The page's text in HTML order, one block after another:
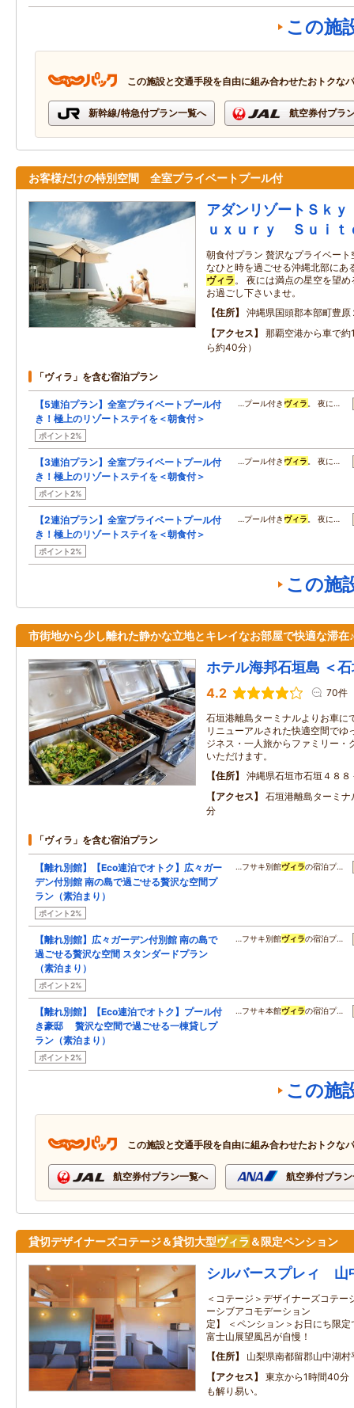
この施
この施設と交通手段を自由に組み合わせたおトクな
新幹線/特急付プラン一覧へ 航空券付プラ
お客様だけの特別空間 全室プライベートプール付
アダンリゾートＳｋ
ｕｘｕｒｙ Ｓｕｉｔ
朝食付プラン 贅沢なプライベー
なひと時を過ごせる沖縄北部にあ
ヴィラ。 夜には満点の星空を望
お過ごし下さいませ。
住所
沖縄県国頭郡本部町豊原
アクセス
那覇空港から車で
ら約40分）
「ヴィラ」を含む宿泊プラン
【5連泊プラン】全室プライベートプール付
き！極上のリゾートステイを＜朝食付＞
ポイント2%
…プール付き ヴィラ 。 夜に…
【3連泊プラン】全室プライベートプール付
き！極上のリゾートステイを＜朝食付＞
ポイント2%
…プール付き ヴィラ 。 夜に…
【2連泊プラン】全室プライベートプール付
き！極上のリゾートステイを＜朝食付＞
ポイント2%
…プール付き ヴィラ 。 夜に…
この施
市街地から少し離れた静かな立地とキレイなお部屋で快適な滞在♪
ホテル海邦石垣島 ＜
4.2 70件
石垣港離島ターミナルよりお車に
リニューアルされた快適空間でゆ
ジネス・一人旅からファミリー・
いただけます。
住所
沖縄県石垣市石垣４８８
アクセス
石垣港離島ターミ
分
「ヴィラ」を含む宿泊プラン
【離れ別館】【Eco連泊でオトク】広々ガー
デン付別館 南の島で過ごせる贅沢な空間プ
ラン（素泊まり）
ポイント2%
…フサキ別館ヴィラの宿泊プ…
【離れ別館】広々ガーデン付別館 南の島で
過ごせる贅沢な空間 スタンダードプラン
（素泊まり）
ポイント2%
…フサキ別館ヴィラの宿泊プ…
【離れ別館】【Eco連泊でオトク】プール付
き豪邸 贅沢な空間で過ごせる一棟貸しプ
ラン（素泊まり）
ポイント2%
…フサキ本館ヴィラの宿泊プ…
この施
この施設と交通手段を自由に組み合わせたおトクな
航空券付プラン一覧へ 航空券付プラ
貸切デザイナーズコテージ＆貸切大型ヴィラ ＆限定ペンション
シルバースプレィ 山
＜コテージ＞デザイナーズコテー
ーシブアコモデーション
定】 ＜ペンション＞お日にち限
富士山展望風呂が自慢！
住所
山梨県南都留郡山中湖
アクセス
東京から1時間40
も解り易い。